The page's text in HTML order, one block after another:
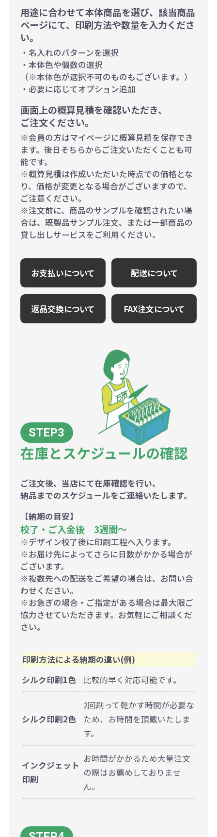
用途に合わせて本体商品を選び、該当商品
ページにて、印刷方法や数量を入力くださ
い。
・名入れのパターンを選択
・本体色や個数の選択
（※本体色が選択不可のものもございます。）
・必要に応じてオプション追加
画面上の概算見積を確認いただき、
ご注文ください。
※会員の方はマイページに概算見積を保存でき
ます。後日そちらからご注文いただくことも可
能です。
※概算見積は作成いただいた時点での価格とな
り、価格が変更となる場合がございますので、
ご注意ください。
※注文前に、商品のサンプルを確認されたい場
合は、既製品サンプル注文、または一部商品の
貸し出しサービスをご利用ください。
お支払いについて 配送について
返品交換について FAX注文について
在庫とスケジュールの確認
ご注文後、当店にて在庫確認を行い、
納品までのスケジュールをご連絡いたします。
【納期の目安】
校了・ご入金後 3週間～
※デザイン校了後に印刷工程へ入ります。
※お届け先によってさらに日数がかかる場合が
ございます。
※複数先への配送をご希望の場合は、お問い合
わせください。
※お急ぎの場合・ご指定がある場合は最大限ご
協力させていただきます。お気軽にご相談くだ
さい。
印刷方法による納期の違い(例)
シルク印刷1色
比較的早く対応可能です。
シルク印刷2色
2回刷って乾かす時間が必要な
ため、お時間を頂戴いたしま
す。
インクジェット
印刷
お時間がかかるため大量注文
の際はお薦めしておりませ
ん。